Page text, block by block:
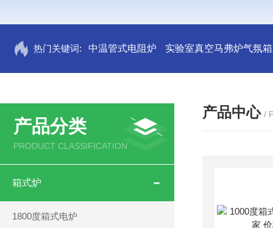
热门关键词: 中温管式电阻炉 实验室真空马弗炉气氛
产品分类
PRODUCT CLASSIFICATION
箱式炉
1800度箱式电炉
产品中心 /